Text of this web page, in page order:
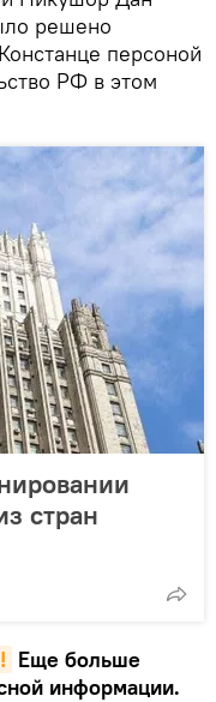
решено
персоной
РФ в этом
стран
Еще больше
информации.